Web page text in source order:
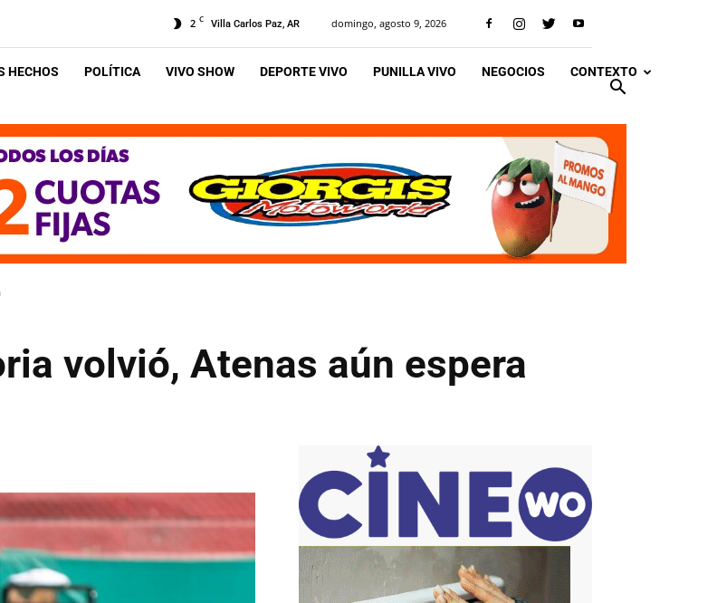
2 C Villa Carlos Paz, AR domingo, agosto 9, 2026
HECHOS POLÍTICA VIVO SHOW DEPORTE VIVO PUNILLA VIVO NEGOCIOS CONTEXTO
volvió, Atenas aún espera